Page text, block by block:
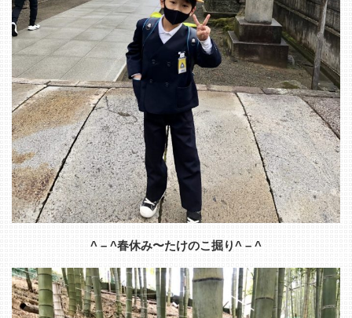
^ – ^春休み〜たけのこ掘り^ – ^